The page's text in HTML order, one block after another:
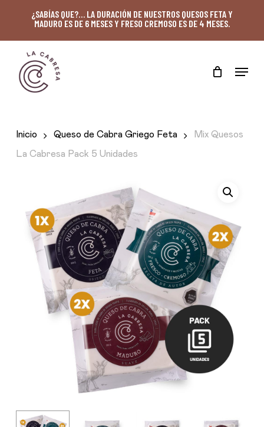
main
content
¿SABÍAS QUE?… LA DURACIÓN DE NUESTROS QUESOS FETA Y
MADURO ES DE 6 MESES Y FRESO CREMOSO ES DE 4 MESES.
Menu
Inicio Queso de Cabra Griego Feta Mix Quesos
La Cabresa Pack 5 Unidades